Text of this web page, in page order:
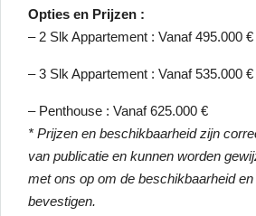
Opties en Prijzen :
– 2 Slk Appartement : Vanaf 495.000 €
– 3 Slk Appartement : Vanaf 535.000 €
– Penthouse : Vanaf 625.000 €
* Prijzen en beschikbaarheid zijn
van publicatie en kunnen worden
met ons op om de beschikbaarheid
bevestigen.